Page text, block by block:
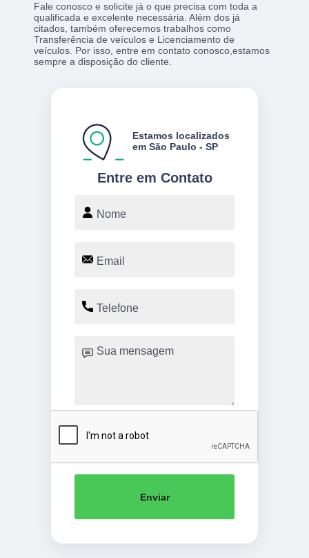
Fale conosco e solicite já o que precisa com toda a
qualificada e excelente necessária. Além dos já
citados, também oferecemos trabalhos como
Transferência de veículos e Licenciamento de
veículos. Por isso, entre em contato conosco,estamos
sempre a disposição do cliente.
Entre em Contato
Estamos localizados
em São Paulo - SP
Enviar